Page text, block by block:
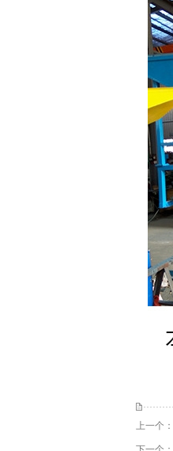
上一个：